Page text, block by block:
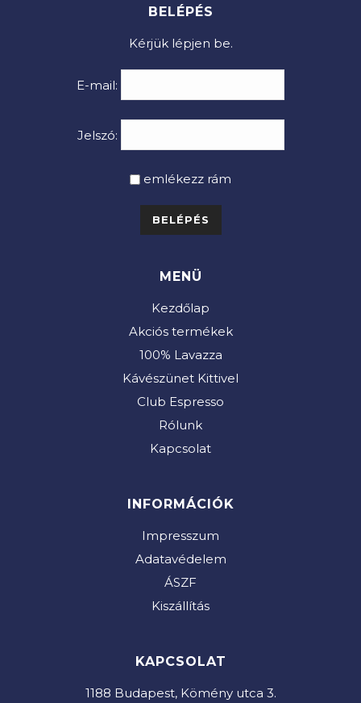
BELÉPÉS
Kérjük lépjen be.
E-mail:
Jelszó:
emlékezz rám
MENÜ
Kezdőlap
Akciós termékek
100% Lavazza
Kávészünet Kittivel
Club Espresso
Rólunk
Kapcsolat
INFORMÁCIÓK
Impresszum
Adatavédelem
ÁSZF
Kiszállítás
KAPCSOLAT
1188 Budapest, Kömény utca 3.